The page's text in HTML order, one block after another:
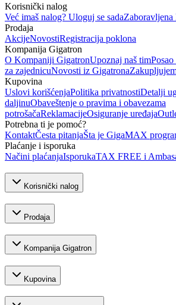
Korisnički nalog
Već imaš nalog? Uloguj se sadaZaboravljena
Prodaja
AkcijeNovostiRegistracija poklona
Kompanija Gigatron
O Kompaniji GigatronUpoznaj naš tim
za zajednicuNovosti iz Gigatrona
Kupovina
Uslovi korišćenjaPolitika privatnostiDetalji
daljinuObaveštenje o pravima i obavezama
potrošačaReklamacijeOsiguranje uređaja
Potrebna ti je pomoć?
KontaktČesta pitanjaŠta je GigaMAX
Plaćanje i isporuka
Načini plaćanjaIsporukaTAX FREE i
Korisnički nalog
Prodaja
Kompanija Gigatron
Kupovina